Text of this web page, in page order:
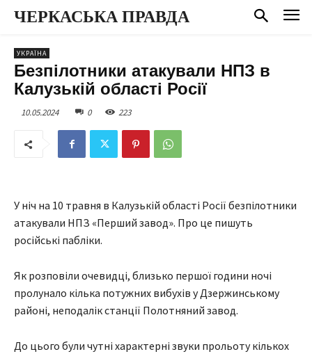
ЧЕРКАСЬКА ПРАВДА
УКРАЇНА
Безпілотники атакували НПЗ в
Калузькій області Росії
10.05.2024 0 223
У ніч на 10 травня в Калузькій області Росії безпілотники
атакували НПЗ «Перший завод». Про це пишуть
російські пабліки.
Як розповіли очевидці, близько першої години ночі
пролунало кілька потужних вибухів у Дзержинському
районі, неподалік станції Полотняний завод.
До цього були чутні характерні звуки прольоту кількох